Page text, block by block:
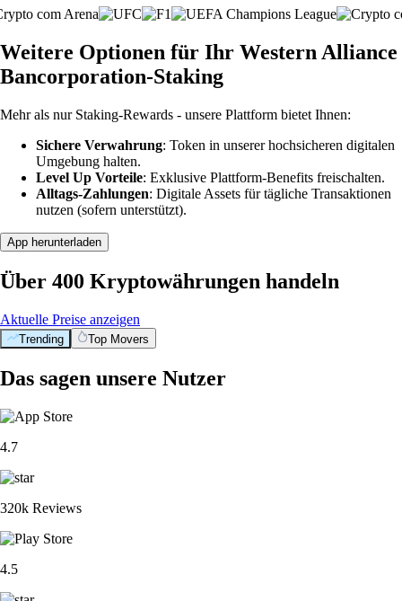
Weitere Optionen für Ihr Western Alliance
Bancorporation-Staking
Mehr als nur Staking-Rewards - unsere Plattform bietet Ihnen:
Sichere Verwahrung: Token in unserer hochsicheren digitalen
Umgebung halten.
Level Up Vorteile: Exklusive Plattform-Benefits freischalten.
Alltags-Zahlungen: Digitale Assets für tägliche Transaktionen
nutzen (sofern unterstützt).
App herunterladen
Über 400 Kryptowährungen handeln
Aktuelle Preise anzeigen
Trending Top Movers
Das sagen unsere Nutzer
4.7
320k Reviews
4.5